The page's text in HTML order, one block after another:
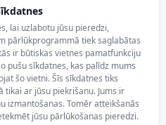
lai uzlabotu jūsu pieredzi,
pārlūkprogrammā tiek saglabātas
ir būtiskas vietnes pamatfunkciju
pušu sīkdatnes, kas palīdz mums
šo vietni. Šīs sīkdatnes tiks
ar jūsu piekrišanu. Jums ir
izmantošanas. Tomēr atteikšanās
jūsu pārlūkošanas pieredzi.